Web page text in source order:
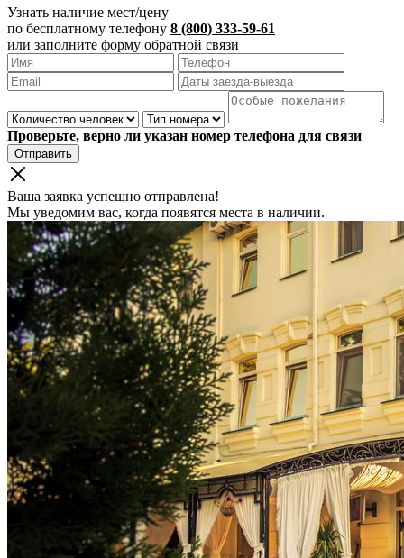
Узнать наличие мест/цену
по бесплатному телефону 8 (800) 333-59-61
или заполните форму обратной связи
Проверьте, верно ли указан номер телефона для связи
Отправить
Ваша заявка успешно отправлена!
Мы уведомим вас, когда появятся места в наличии.